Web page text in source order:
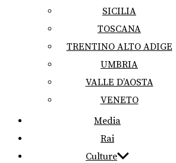
SICILIA
TOSCANA
TRENTINO ALTO ADIGE
UMBRIA
VALLE D’AOSTA
VENETO
Media
Rai
Culture